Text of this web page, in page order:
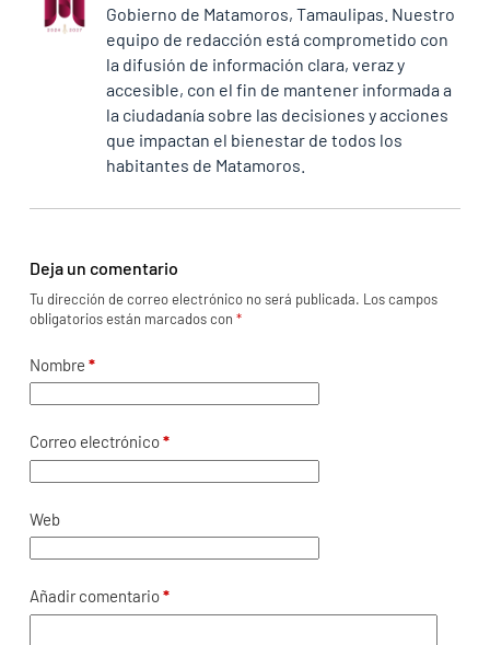
Gobierno de Matamoros, Tamaulipas. Nuestro
equipo de redacción está comprometido con
la difusión de información clara, veraz y
accesible, con el fin de mantener informada a
la ciudadanía sobre las decisiones y acciones
que impactan el bienestar de todos los
habitantes de Matamoros.
Deja un comentario
Tu dirección de correo electrónico no será publicada. Los campos
obligatorios están marcados con *
Nombre *
Correo electrónico*
Web
Añadir comentario*